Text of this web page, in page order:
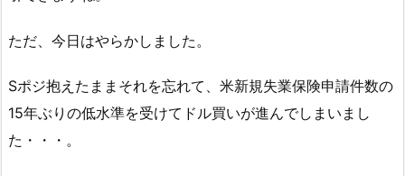
ただ、今日はやらかしました。
Sポジ抱えたままそれを忘れて、米新規失業保険申請件数の
15年ぶりの低水準を受けてドル買いが進んでしまいまし
た・・・。